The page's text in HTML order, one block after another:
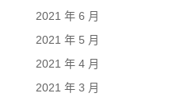
2021 年 6 月
2021 年 5 月
2021 年 4 月
2021 年 3 月